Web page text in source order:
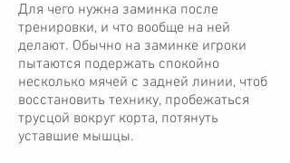
Для чего нужна заминка после
тренировки, и что вообще на ней
делают. Обычно на заминке игроки
пытаются подержать спокойно
несколько мячей с задней линии, чтоб
восстановить технику, пробежаться
трусцой вокруг корта, потянуть
уставшие мышцы.